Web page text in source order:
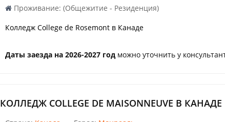
Проживание: (Общежитие - Резиденция)
Колледж College de Rosemont в Канаде
Даты заезда на 2026-2027 год можно уточнить у
КОЛЛЕДЖ COLLEGE DE MAISONNEUVE В КАНАДЕ